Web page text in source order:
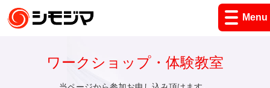
Menu
ワークショップ・体験教室